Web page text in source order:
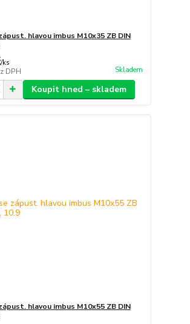
hlavou imbus M10x35 ZB DIN
/ks
DPH Skladem
Koupit hned – skladem
hlavou imbus M10x55 ZB DIN